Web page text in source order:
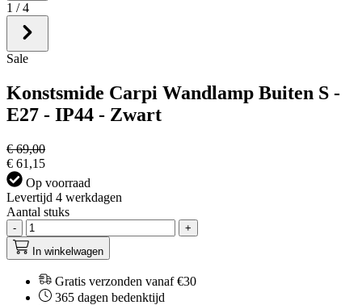
1 / 4
Sale
Konstsmide Carpi Wandlamp Buiten S -
E27 - IP44 - Zwart
€ 69,00
€ 61,15
Op voorraad
Levertijd 4 werkdagen
Aantal stuks
-
+
In winkelwagen
Gratis verzonden vanaf €30
365 dagen bedenktijd